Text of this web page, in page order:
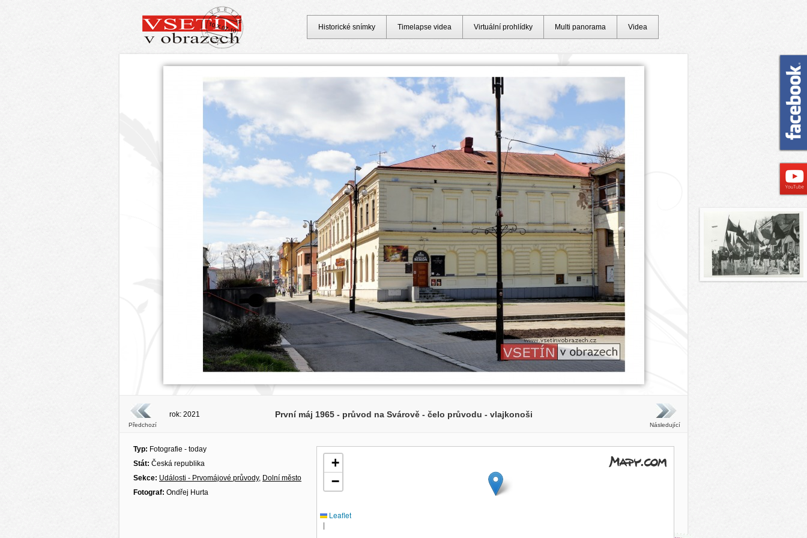
Předchozí
rok: 2021 První máj 1965 - průvod na Svárově - čelo průvodu - vlajkonoši
Následující
Typ: Fotografie - today
Stát: Česká republika
Sekce: Události - Prvomájové průvody, Dolní město
Fotograf: Ondřej Hurta
+
−
Leaflet
|
Historické snímky Timelapse videa Virtuální prohlídky Multi panorama Videa